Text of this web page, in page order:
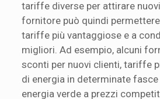
tariffe diverse per attirare
fornitore può quindi
tariffe più vantaggiose e a
migliori. Ad esempio, alcuni
sconti per nuovi clienti, tariffe
di energia in determinate
energia verde a prezzi